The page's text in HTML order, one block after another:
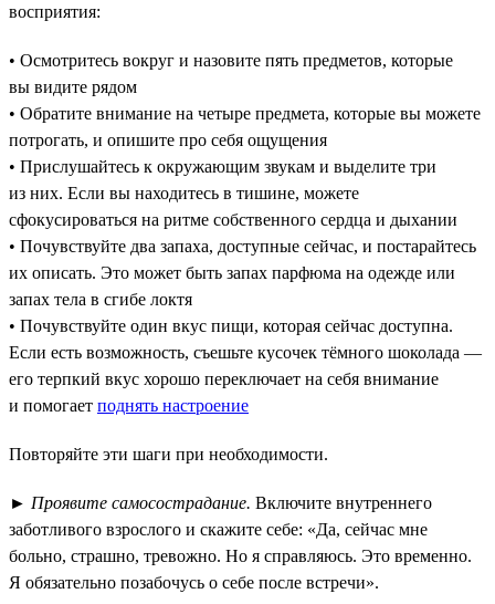
восприятия:
• Осмотритесь вокруг и назовите пять предметов, которые
вы видите рядом
• Обратите внимание на четыре предмета, которые вы можете
потрогать, и опишите про себя ощущения
• Прислушайтесь к окружающим звукам и выделите три
из них. Если вы находитесь в тишине, можете
сфокусироваться на ритме собственного сердца и дыхании
• Почувствуйте два запаха, доступные сейчас, и постарайтесь
их описать. Это может быть запах парфюма на одежде или
запах тела в сгибе локтя
• Почувствуйте один вкус пищи, которая сейчас доступна.
Если есть возможность, съешьте кусочек тёмного шоколада —
его терпкий вкус хорошо переключает на себя внимание
и помогает поднять настроение
Повторяйте эти шаги при необходимости.
► Проявите самосострадание. Включите внутреннего
заботливого взрослого и скажите себе: «Да, сейчас мне
больно, страшно, тревожно. Но я справляюсь. Это временно.
Я обязательно позабочусь о себе после встречи».